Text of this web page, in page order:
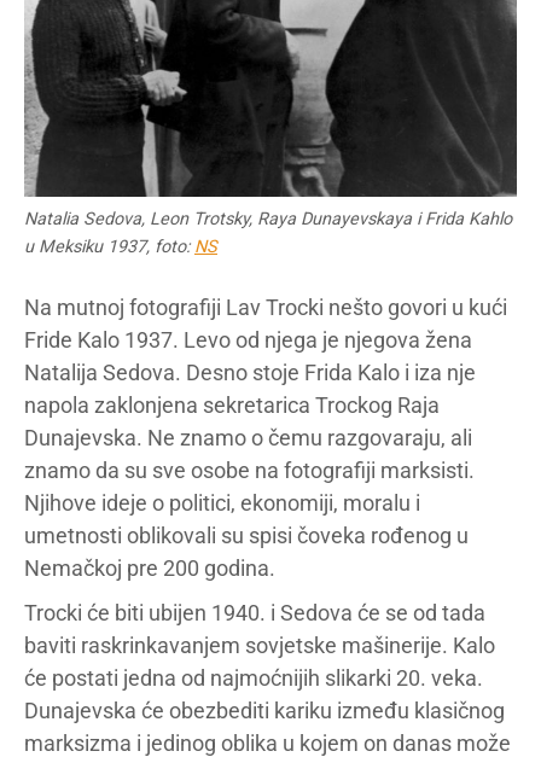
Natalia Sedova, Leon Trotsky, Raya Dunayevskaya i Frida Kahlo
u Meksiku 1937, foto: NS
Na mutnoj fotografiji Lav Trocki nešto govori u kući
Fride Kalo 1937. Levo od njega je njegova žena
Natalija Sedova. Desno stoje Frida Kalo i iza nje
napola zaklonjena sekretarica Trockog Raja
Dunajevska. Ne znamo o čemu razgovaraju, ali
znamo da su sve osobe na fotografiji marksisti.
Njihove ideje o politici, ekonomiji, moralu i
umetnosti oblikovali su spisi čoveka rođenog u
Nemačkoj pre 200 godina.
Trocki će biti ubijen 1940. i Sedova će se od tada
baviti raskrinkavanjem sovjetske mašinerije. Kalo
će postati jedna od najmoćnijih slikarki 20. veka.
Dunajevska će obezbediti kariku između klasičnog
marksizma i jedinog oblika u kojem on danas može